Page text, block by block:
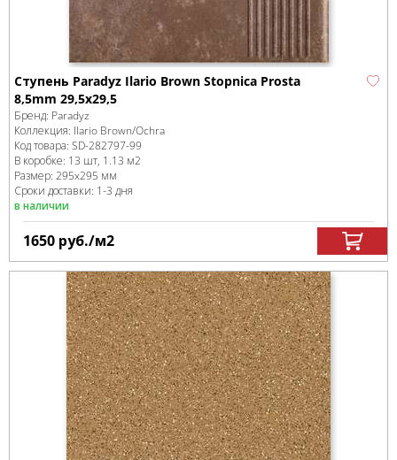
Ступень Paradyz Ilario Brown Stopnica Prosta
8,5mm 29,5х29,5
Бренд: Paradyz
Коллекция: Ilario Brown/Ochra
Код товара: SD-282797-99
В коробке: 13 шт, 1.13 м2
Размер: 295x295 мм
Сроки доставки: 1-3 дня
в наличии
1650 руб./м2